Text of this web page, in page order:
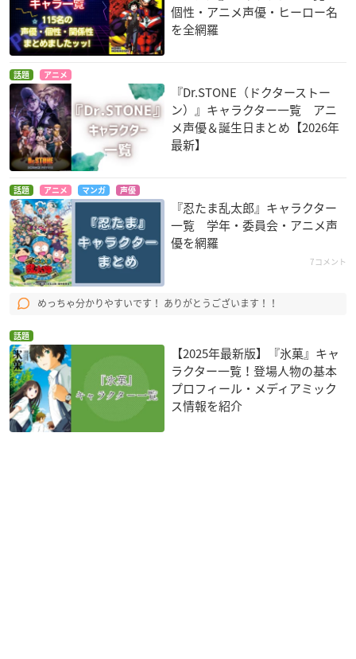
個性・アニメ声優・ヒーロー名
を全網羅
話題 アニメ
『Dr.STONE（ドクターストー
ン）』キャラクター一覧 アニ
メ声優＆誕生日まとめ【2026年
最新】
話題 アニメ マンガ 声優
『忍たま乱太郎』キャラクター
一覧 学年・委員会・アニメ声
優を網羅
7コメント
めっちゃ分かりやすいです！ ありがとうございます！！
話題
【2025年最新版】『氷菓』キャ
ラクター一覧！登場人物の基本
プロフィール・メディアミック
ス情報を紹介